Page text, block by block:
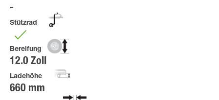
Stützrad
Bereifung
12.0 Zoll
Ladehöhe
660 mm